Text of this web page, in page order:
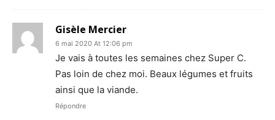
Gisèle Mercier
6 mai 2020 At 12:06 pm
Je vais à toutes les semaines chez Super C.
Pas loin de chez moi. Beaux légumes et fruits
ainsi que la viande.
Répondre